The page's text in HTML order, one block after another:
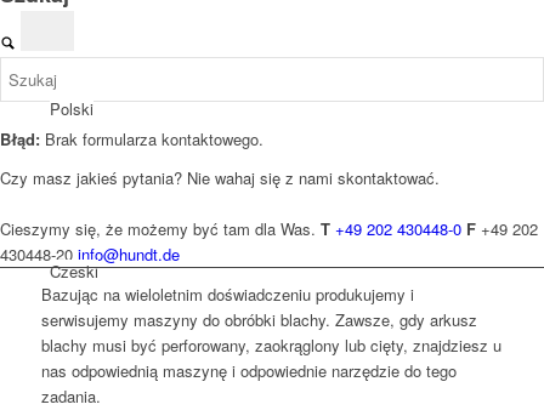
Polski
Czeski
Błąd: Brak formularza kontaktowego.
Czy masz jakieś pytania? Nie wahaj się z nami skontaktować.
Cieszymy się, że możemy być tam dla Was. T +49 202 430448-0 F +49 202
430448-20 info@hundt.de
Bazując na wieloletnim doświadczeniu produkujemy i
serwisujemy maszyny do obróbki blachy. Zawsze, gdy arkusz
blachy musi być perforowany, zaokrąglony lub cięty, znajdziesz u
nas odpowiednią maszynę i odpowiednie narzędzie do tego
zadania.